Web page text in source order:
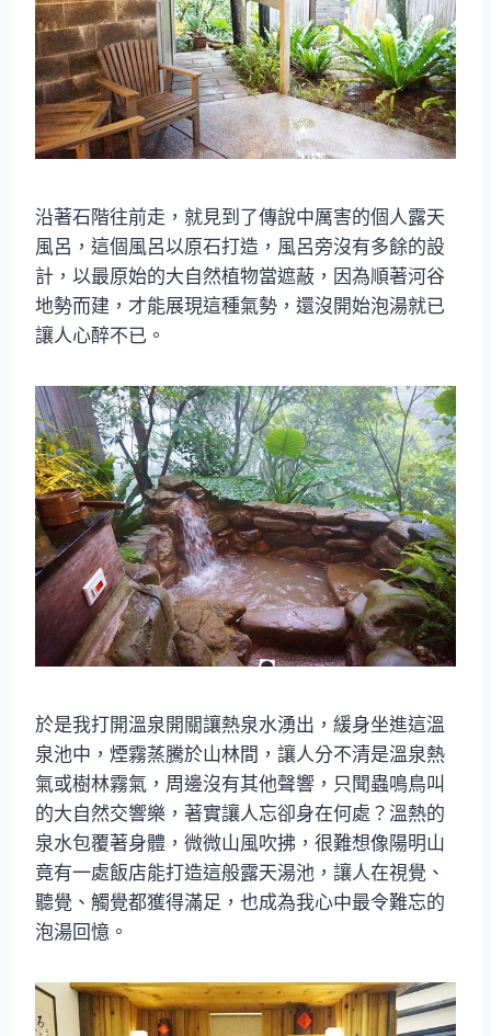
沿著石階往前走，就見到了傳說中厲害的個人露天
風呂，這個風呂以原石打造，風呂旁沒有多餘的設
計，以最原始的大自然植物當遮蔽，因為順著河谷
地勢而建，才能展現這種氣勢，還沒開始泡湯就已
讓人心醉不已。
於是我打開溫泉開關讓熱泉水湧出，緩身坐進這溫
泉池中，煙霧蒸騰於山林間，讓人分不清是溫泉熱
氣或樹林霧氣，周邊沒有其他聲響，只聞蟲鳴鳥叫
的大自然交響樂，著實讓人忘卻身在何處？溫熱的
泉水包覆著身體，微微山風吹拂，很難想像陽明山
竟有一處飯店能打造這般露天湯池，讓人在視覺、
聽覺、觸覺都獲得滿足，也成為我心中最令難忘的
泡湯回憶。